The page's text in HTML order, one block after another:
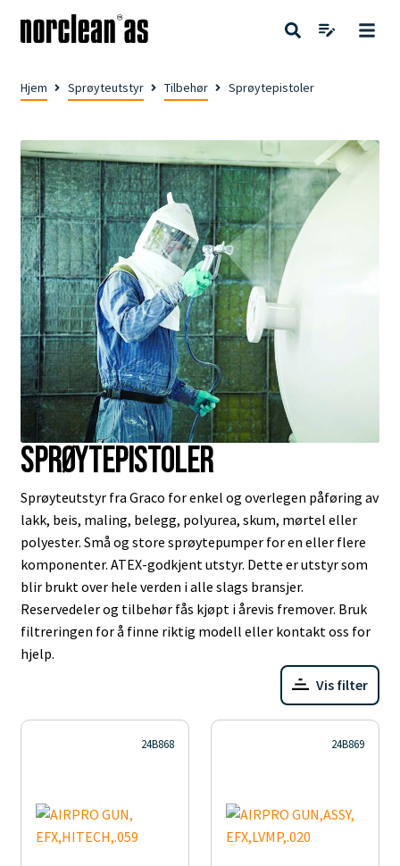
Hjem Sprøyteutstyr Tilbehør Sprøytepistoler
Sprøytepistoler
Sprøyteutstyr fra Graco for enkel og overlegen påføring av
lakk, beis, maling, belegg, polyurea, skum, mørtel eller
polyester. Små og store sprøytepumper for en eller flere
komponenter. ATEX-godkjent utstyr. Dette er utstyr som
blir brukt over hele verden i alle slags bransjer.
Reservedeler og tilbehør fås kjøpt i årevis fremover. Bruk
filtreringen for å finne riktig modell eller kontakt oss for
hjelp.
Vis filter
24B868 24B869